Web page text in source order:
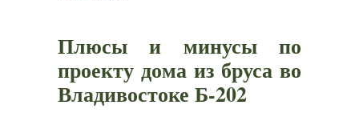
Плюсы и минусы по
проекту дома из бруса во
Владивостоке Б-202